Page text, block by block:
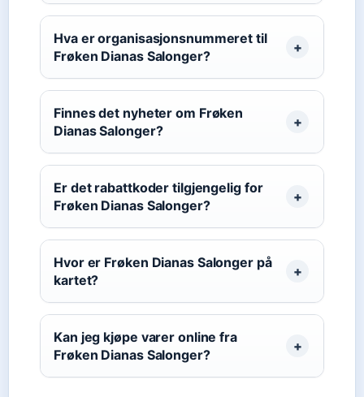
Hva er organisasjonsnummeret til
Frøken Dianas Salonger?
Finnes det nyheter om Frøken
Dianas Salonger?
Er det rabattkoder tilgjengelig for
Frøken Dianas Salonger?
Hvor er Frøken Dianas Salonger på
kartet?
Kan jeg kjøpe varer online fra
Frøken Dianas Salonger?